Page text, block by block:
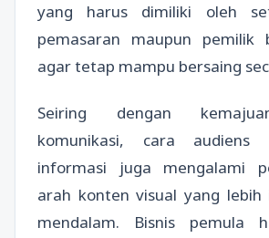
yang harus dimiliki oleh
pemasaran maupun pemilik
agar tetap mampu bersaing
Seiring dengan
komunikasi, cara audiens
informasi juga mengalami
arah konten visual yang
mendalam. Bisnis pemula